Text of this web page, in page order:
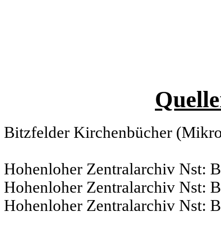
Bitzfelder Kirchenbücher
Hohenloher Zentralarchiv Nst:
Hohenloher Zentralarchiv Nst:
Hohenloher Zentralarchiv Nst: